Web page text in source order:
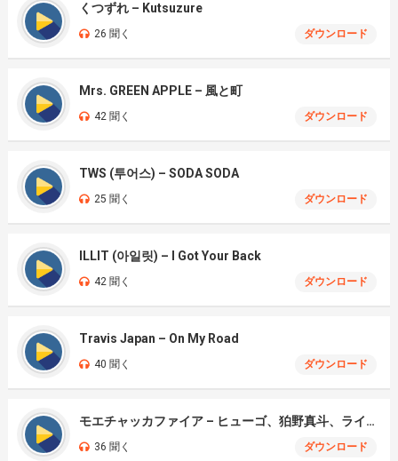
くつずれ – Kutsuzure
26 聞く ダウンロード
Mrs. GREEN APPLE – 風と町
42 聞く ダウンロード
TWS (투어스) – SODA SODA
25 聞く ダウンロード
ILLIT (아일릿) – I Got Your Back
42 聞く ダウンロード
Travis Japan – On My Road
40 聞く ダウンロード
モエチャッカファイア – ヒューゴ、狛野真斗、ライト、セヴェリアン (Cover )
36 聞く ダウンロード